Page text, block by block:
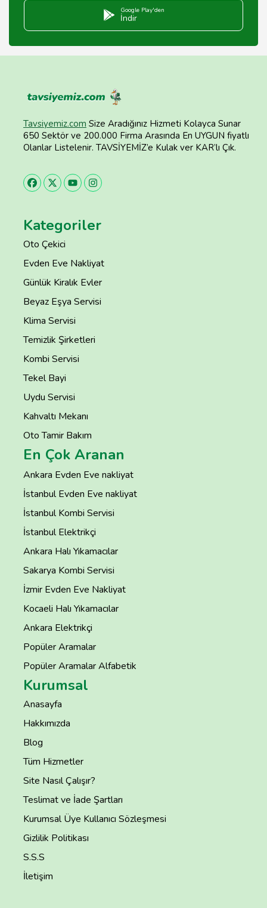
Google Play'den
İndir
Tavsiyemiz.com Size Aradığınız Hizmeti Kolayca Sunar
650 Sektör ve 200.000 Firma Arasında En UYGUN fiyatlı
Olanlar Listelenir. TAVSİYEMİZ’e Kulak ver KAR’lı Çık.
Kategoriler
Oto Çekici
Evden Eve Nakliyat
Günlük Kiralık Evler
Beyaz Eşya Servisi
Klima Servisi
Temizlik Şirketleri
Kombi Servisi
Tekel Bayi
Uydu Servisi
Kahvaltı Mekanı
Oto Tamir Bakım
En Çok Aranan
Ankara Evden Eve nakliyat
İstanbul Evden Eve nakliyat
İstanbul Kombi Servisi
İstanbul Elektrikçi
Ankara Halı Yıkamacılar
Sakarya Kombi Servisi
İzmir Evden Eve Nakliyat
Kocaeli Halı Yıkamacılar
Ankara Elektrikçi
Popüler Aramalar
Popüler Aramalar Alfabetik
Kurumsal
Anasayfa
Hakkımızda
Blog
Tüm Hizmetler
Site Nasıl Çalışır?
Teslimat ve İade Şartları
Kurumsal Üye Kullanıcı Sözleşmesi
Gizlilik Politikası
S.S.S
İletişim